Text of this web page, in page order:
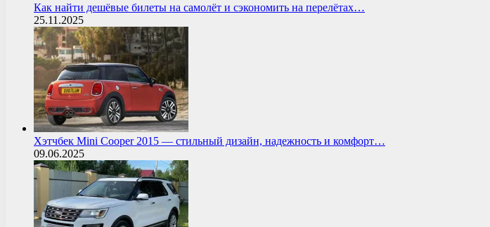
Как найти дешёвые билеты на самолёт и сэкономить на перелётах…
25.11.2025
Хэтчбек Mini Cooper 2015 — стильный дизайн, надежность и комфорт…
09.06.2025